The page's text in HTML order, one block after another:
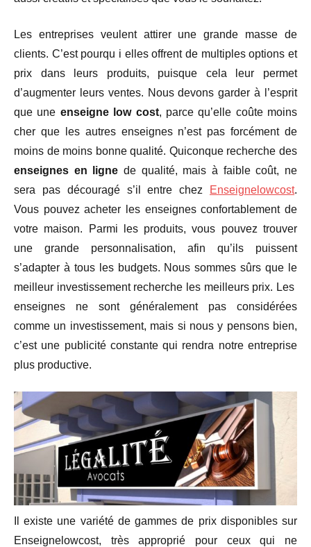
Les entreprises veulent attirer une grande masse de
clients. C’est pourqu i elles offrent de multiples options et
prix dans leurs produits, puisque cela leur permet
d’augmenter leurs ventes. Nous devons garder à l’esprit
que une enseigne low cost, parce qu’elle coûte moins
cher que les autres enseignes n’est pas forcément de
moins de moins bonne qualité. Quiconque recherche des
enseignes en ligne de qualité, mais à faible coût, ne
sera pas découragé s’il entre chez
Enseignelowcost.
Vous pouvez acheter les enseignes confortablement de
votre maison. Parmi les produits, vous pouvez trouver
une grande personnalisation, afin qu’ils puissent
s’adapter à tous les budgets. Nous sommes sûrs que le
meilleur investissement recherche les meilleurs prix. Les
enseignes ne sont généralement pas considérées
comme un investissement, mais si nous y pensons bien,
c’est une publicité constante qui rendra notre entreprise
plus productive.
Il existe une variété de gammes de prix disponibles sur
Enseignelowcost, très approprié pour ceux qui ne